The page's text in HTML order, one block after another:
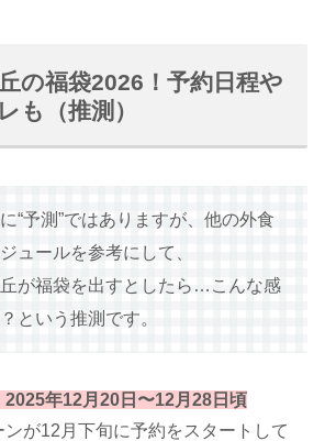
の福袋2026！予約日程や
も（推測）
“予測”ではありますが、他の外食
ュールを参考にして、
が福袋を出すとしたら…こんな感
という推測です。
2025年12月20日〜12月28日頃
が12月下旬に予約をスタートして